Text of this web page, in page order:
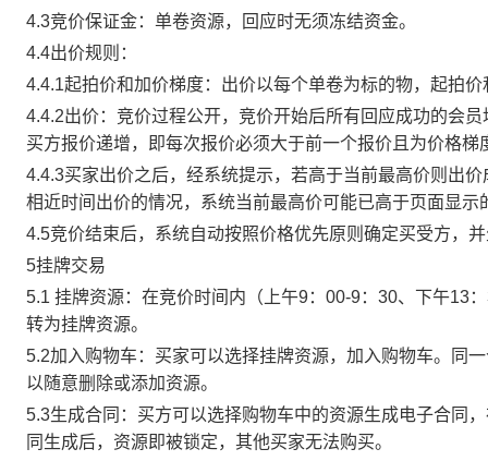
4.3竞价保证金：单卷资源，回应时无须冻结资金。
4.4出价规则：
4.4.1起拍价和加价梯度：出价以每个单卷为标的物，起拍
4.4.2出价：竞价过程公开，竞价开始后所有回应成功的会
买方报价递增，即每次报价必须大于前一个报价且为价格
4.4.3买家出价之后，经系统提示，若高于当前最高价则出
相近时间出价的情况，系统当前最高价可能已高于页面显示
4.5竞价结束后，系统自动按照价格优先原则确定买受方，
5挂牌交易
5.1 挂牌资源：在竞价时间内（上午9：00-9：30、下午13
转为挂牌资源。
5.2加入购物车：买家可以选择挂牌资源，加入购物车。同
以随意删除或添加资源。
5.3生成合同：买方可以选择购物车中的资源生成电子合同
同生成后，资源即被锁定，其他买家无法购买。